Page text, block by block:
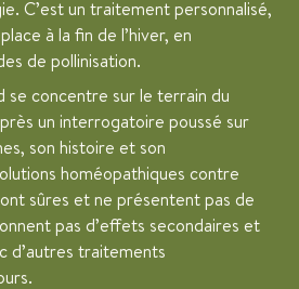
C’est un traitement personnalisé,
à la fin de l’hiver, en
de pollinisation.
concentre sur le terrain du
un interrogatoire poussé sur
son histoire et son
homéopathiques contre
sûres et ne présentent pas de
pas d’effets secondaires et
d’autres traitements